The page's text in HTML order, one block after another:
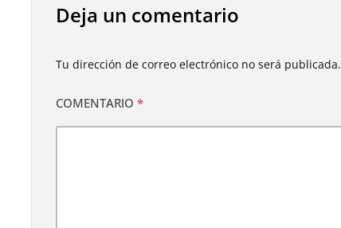
Deja un comentario
Tu dirección de correo electrónico no será publicada.
COMENTARIO *